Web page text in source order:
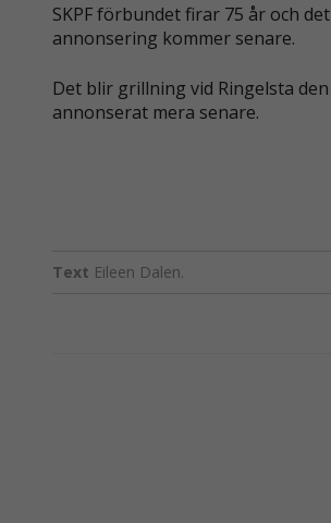
SKPF förbundet firar 75 år och
annonsering kommer senare.
Det blir grillning vid Ringelsta
annonserat mera senare.
Text Eileen Dalen.